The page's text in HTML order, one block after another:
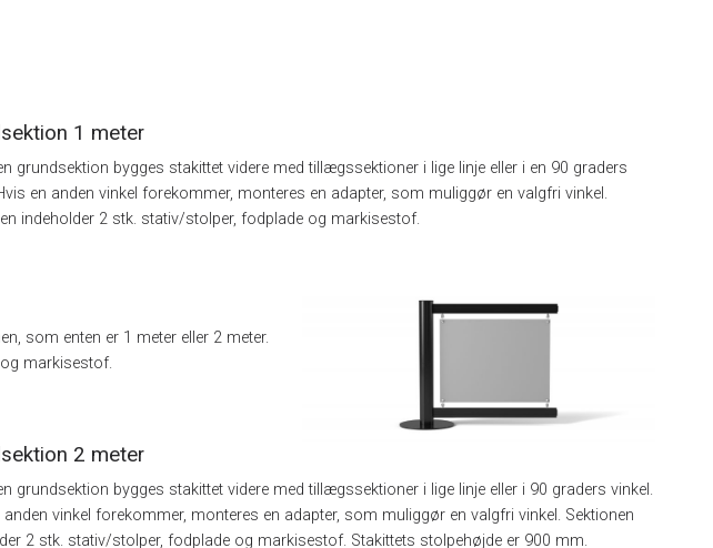
1 meter
grundsektion bygges stakittet videre med tillægssektioner i lige linje eller i en 90 graders
en anden vinkel forekommer, monteres en adapter, som muliggør en valgfri vinkel.
indeholder 2 stk. stativ/stolper, fodplade og markisestof.
som enten er 1 meter eller 2 meter.
markisestof.
2 meter
grundsektion bygges stakittet videre med tillægssektioner i lige linje eller i 90 graders vinkel.
anden vinkel forekommer, monteres en adapter, som muliggør en valgfri vinkel. Sektionen
2 stk. stativ/stolper, fodplade og markisestof. Stakittets stolpehøjde er 900 mm.